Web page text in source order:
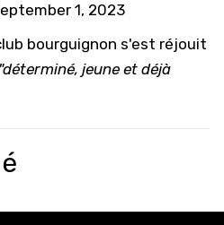
1, 2023
bourguignon s'est réjouit
"déterminé, jeune et déjà